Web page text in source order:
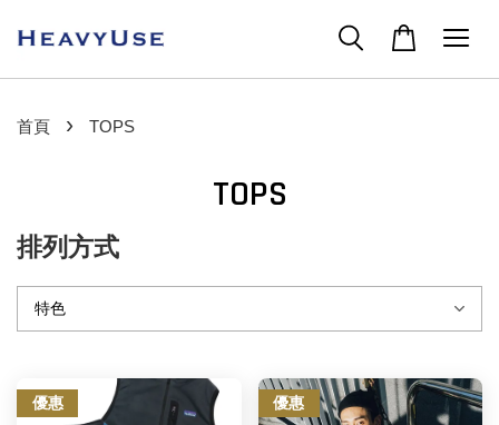
首頁 › TOPS
TOPS
排列方式
優惠 優惠